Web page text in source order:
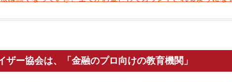
ザー協会は、「金融のプロ向けの教育機関」